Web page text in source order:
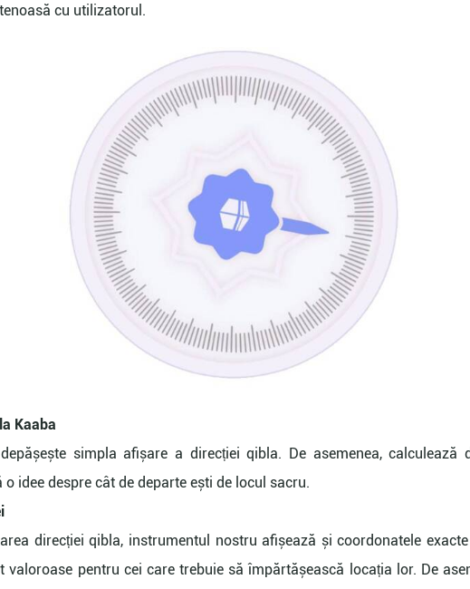
cu utilizatorul.
Kaaba
simpla afișare a direcției qibla. De asemenea,
idee despre cât de departe ești de locul sacru.
direcției qibla, instrumentul nostru afișează și coordonatele
valoroase pentru cei care trebuie să împărtășească locația lor. De